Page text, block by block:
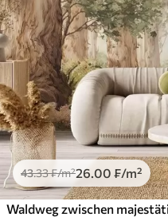
43.33₣/m²26 .00 ₣/m²